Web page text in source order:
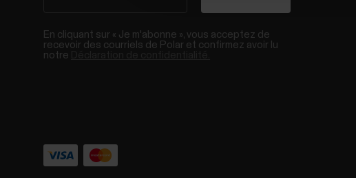
En cliquant sur « Je m'abonne », vous acceptez de
recevoir des courriels de Polar et confirmez avoir lu
notre